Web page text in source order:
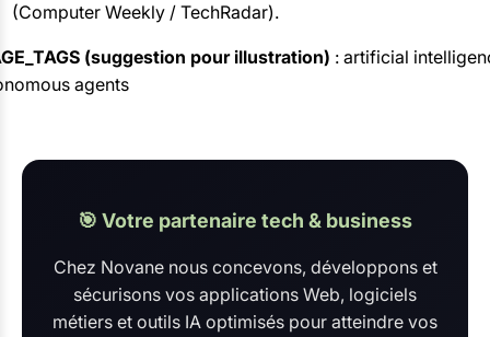
(Computer Weekly / TechRadar).
(suggestion pour illustration) : artificial
agents
🎯 Votre partenaire tech & business
Chez Novane nous concevons, développons et
sécurisons vos applications Web, logiciels
métiers et outils IA optimisés pour atteindre vos